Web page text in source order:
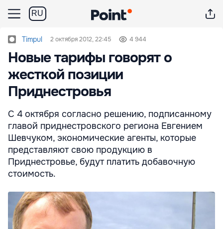
RU
Timpul 2 октября 2012, 22:45 4 944
Новые тарифы говорят о
жесткой позиции
Приднестровья
С 4 октября согласно решению, подписанному
главой приднестровского региона Евгением
Шевчуком, экономические агенты, которые
представляют свою продукцию в
Приднестровье, будут платить добавочную
стоимость.